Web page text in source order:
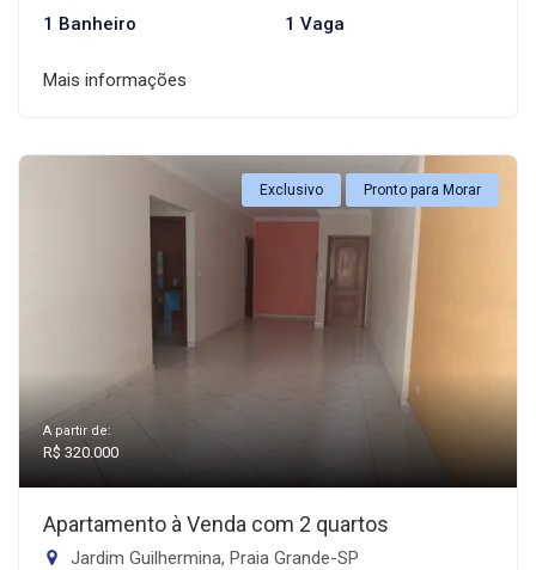
1 Banheiro 1 Vaga
Mais informações
Exclusivo Pronto para Morar
A partir de:
R$ 320.000
Apartamento à Venda com 2 quartos
Jardim Guilhermina, Praia Grande-SP